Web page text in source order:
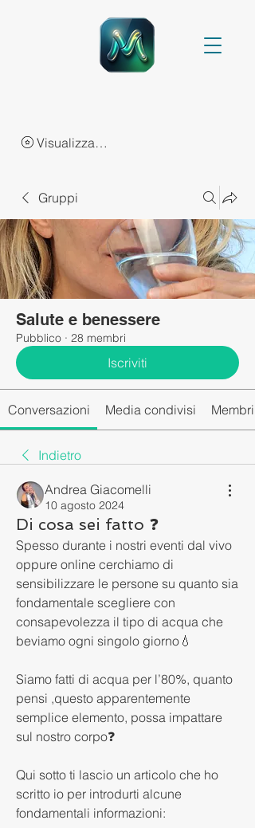
Visualizza punti
Gruppi
Salute e benessere
Pubblico · 28 membri
Iscriviti
Conversazioni Media condivisi
Indietro
Andrea Giacomelli
10 agosto 2024
Di cosa sei fatto ❓
Spesso durante i nostri eventi dal vivo
oppure online cerchiamo di
sensibilizzare le persone su quanto sia
fondamentale scegliere con
consapevolezza il tipo di acqua che
beviamo ogni singolo giorno💧
Siamo fatti di acqua per l’80%, quanto
pensi ,questo apparentemente
semplice elemento, possa impattare
sul nostro corpo❓
Qui sotto ti lascio un articolo che ho
scritto io per introdurti alcune
fondamentali informazioni: